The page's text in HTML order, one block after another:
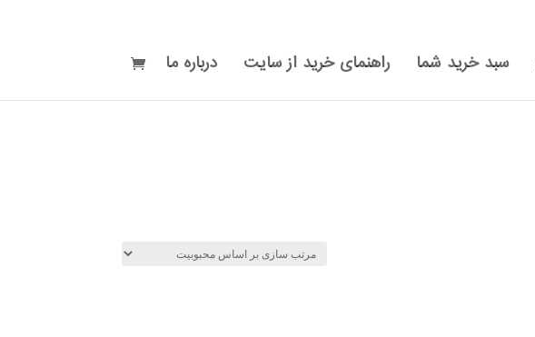
سبد خرید شما راهنمای خرید از سایت درباره ما